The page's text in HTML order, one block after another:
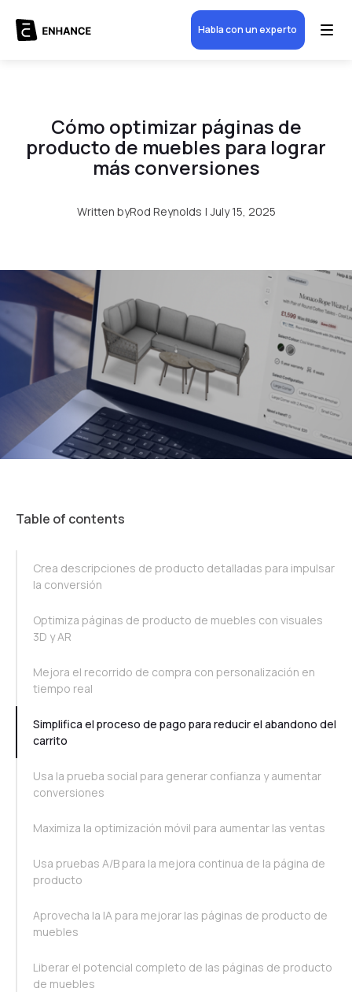
Habla con un experto
Cómo optimizar páginas de
producto de muebles para lograr
más conversiones
Written byRod Reynolds | July 15, 2025
Table of contents
Crea descripciones de producto detalladas para impulsar
la conversión
Optimiza páginas de producto de muebles con visuales
3D y AR
Mejora el recorrido de compra con personalización en
tiempo real
Simplifica el proceso de pago para reducir el abandono del
carrito
Usa la prueba social para generar confianza y aumentar
conversiones
Maximiza la optimización móvil para aumentar las ventas
Usa pruebas A/B para la mejora continua de la página de
producto
Aprovecha la IA para mejorar las páginas de producto de
muebles
Liberar el potencial completo de las páginas de producto
de muebles